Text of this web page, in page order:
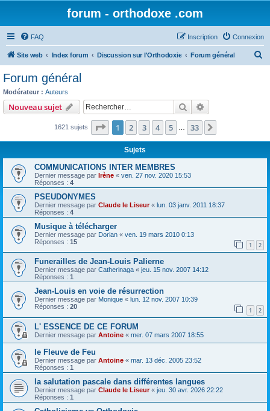
forum - orthodoxe .com
FAQ Connexion
Inscription
Site web Index forum Discussion sur l'Orthodoxie Forum général
c
Forum général
Modérateur : Auteurs
Nouveau sujet Rechercher
1621 sujets Page 1sur33
1 2 3 4 5 33
Sujets
COMMUNICATIONS INTER MEMBRES
Dernier message par Irène « ven. 27 nov. 2020 15:53
Réponses : 4
PSEUDONYMES
Dernier message par Claude le Liseur« lun. 03 janv. 2011 18:37
Réponses : 4
Musique à télécharger
Dernier message par Dorian « ven. 19 mars 2010 0:13
Réponses : 15 1 2
Funerailles de Jean-Louis Palierne
Dernier message par Catherinaga « jeu. 15 nov. 2007 14:12
Réponses : 1
Jean-Louis en voie de résurrection
Dernier message par Monique « lun. 12 nov. 2007 10:39
Réponses : 20 1 2
L' ESSENCE DE CE FORUM
Dernier message par Antoine « mer. 07 mars 2007 18:55
le Fleuve de Feu
Dernier message par Antoine « mar. 13 déc. 2005 23:52
Réponses : 1
la salutation pascale dans différentes langues
Dernier message par Claude le Liseur« jeu. 30 avr. 2026 22:22
Réponses : 1